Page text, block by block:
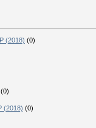
(2018) (0)
(0)
(2018) (0)